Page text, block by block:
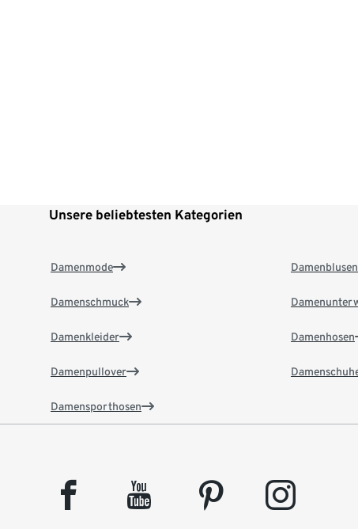
Unsere beliebtesten Kategorien
Damenmode
Damenschmuck
Damenkleider
Damenpullover
Damensporthosen
Damenblusen
Damenhosen
facebook youtube pinterest instagram